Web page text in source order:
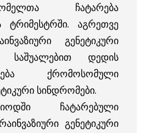
ჩატარება
აგრეთვე
გენეტიკური
საშუალებით დედის
ქრომოსომული
სინდრომები.
ჩატარებული
გენეტიკური